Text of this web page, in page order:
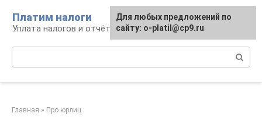
контенту
Платим налоги
Уплата налогов и отчётность
Главная » Про юрлиц
Для любых предложений по
сайту: o-platil@cp9.ru